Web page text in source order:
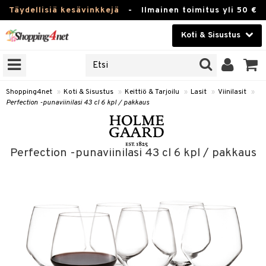
Täydellisiä kesävinkkejä - Ilmainen toimitus yli 50 €
Koti & Sisustus
Kauneudenhoito
Piilolinssit
Fitness
Lelut, Lapsi & Vauva
Tuotemerkkejä
Kampanjat
Shopping4net » Koti & Sisustus » Keittiö & Tarjoilu » Lasit » Viinilasit »
Perfection -punaviinilasi 43 cl 6 kpl / pakkaus
Perfection -punaviinilasi 43 cl 6 kpl / pakkaus
Karahvit
Tee & Espresso